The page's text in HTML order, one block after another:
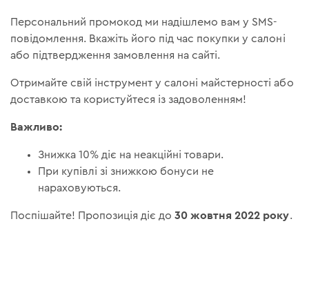
Персональний промокод ми надішлемо вам у SMS-
повідомлення. Вкажіть його під час покупки у салоні
або підтвердження замовлення на сайті.
Отримайте свій інструмент у салоні майстерності або
доставкою та користуйтеся із задоволенням!
Важливо:
Знижка 10% діє на неакційні товари.
При купівлі зі знижкою бонуси не
нараховуються.
Поспішайте! Пропозиція діє до30 жовтня 2022 року.